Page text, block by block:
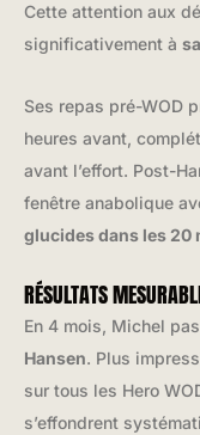
Cette attention aux
significativement à
Ses repas pré-WOD
heures avant,
avant l’effort. Post-
fenêtre anabolique
glucides dans les 20
RÉSULTATS
En 4 mois, Michel
Hansen. Plus
sur tous les Hero
s’effondrent